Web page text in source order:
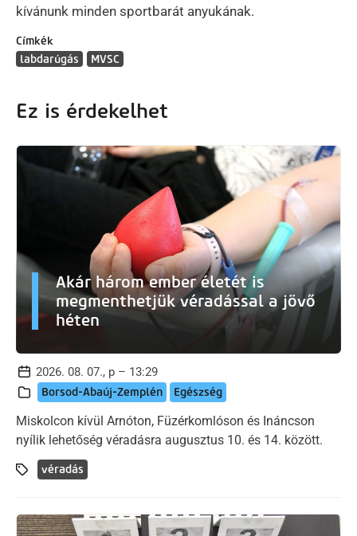
kívánunk minden sportbarát anyukának.
Címkék
labdarúgás
MVSC
Ez is érdekelhet
Akár három ember életét is
megmenthetjük véradással a jövő
héten
2026. 08. 07., p – 13:29
Borsod-Abaúj-Zemplén Egészség
Miskolcon kívül Arnóton, Füzérkomlóson és Ináncson
nyílik lehetőség véradásra augusztus 10. és 14. között.
véradás